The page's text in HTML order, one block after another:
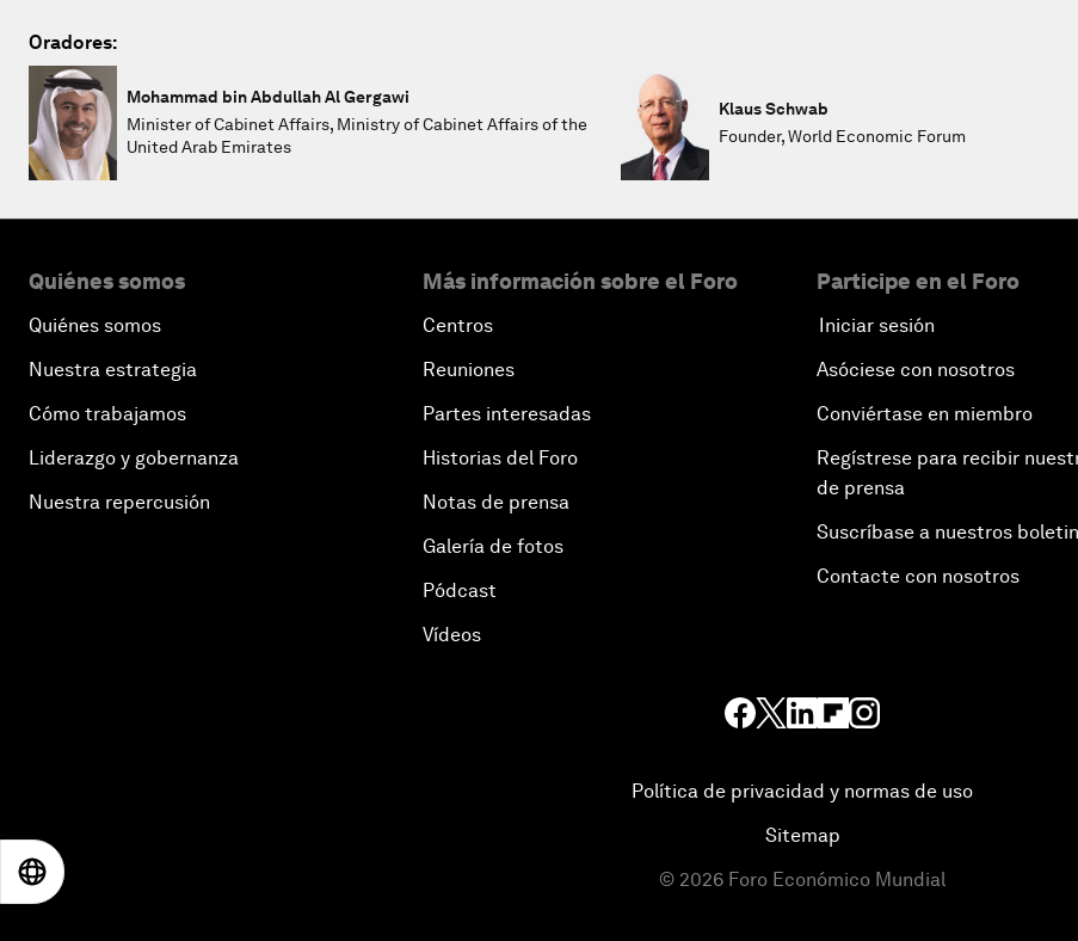
Oradores:
Mohammad bin Abdullah Al Gergawi
Minister of Cabinet Affairs, Ministry of Cabinet Affairs of the
United Arab Emirates
Klaus Schwab
Founder, World Economic Forum
Quiénes somos
Quiénes somos
Nuestra estrategia
Cómo trabajamos
Liderazgo y gobernanza
Nuestra repercusión
Más información sobre el Foro
Centros
Reuniones
Partes interesadas
Historias del Foro
Notas de prensa
Galería de fotos
Pódcast
Vídeos
Participe en el Foro
Iniciar sesión
Asóciese con nosotros
Conviértase en miembro
Regístrese para recibir
de prensa
Suscríbase a nuestros
Contacte con nosotros
Política de privacidad y normas de uso
Sitemap
© 2026 Foro Económico Mundial